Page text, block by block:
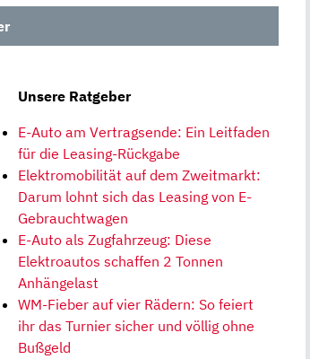
Unsere Ratgeber
E-Auto am Vertragsende: Ein Leitfaden
für die Leasing-Rückgabe
Elektromobilität auf dem Zweitmarkt:
Darum lohnt sich das Leasing von E-
Gebrauchtwagen
E-Auto als Zugfahrzeug: Diese
Elektroautos schaffen 2 Tonnen
Anhängelast
WM-Fieber auf vier Rädern: So feiert
ihr das Turnier sicher und völlig ohne
Bußgeld